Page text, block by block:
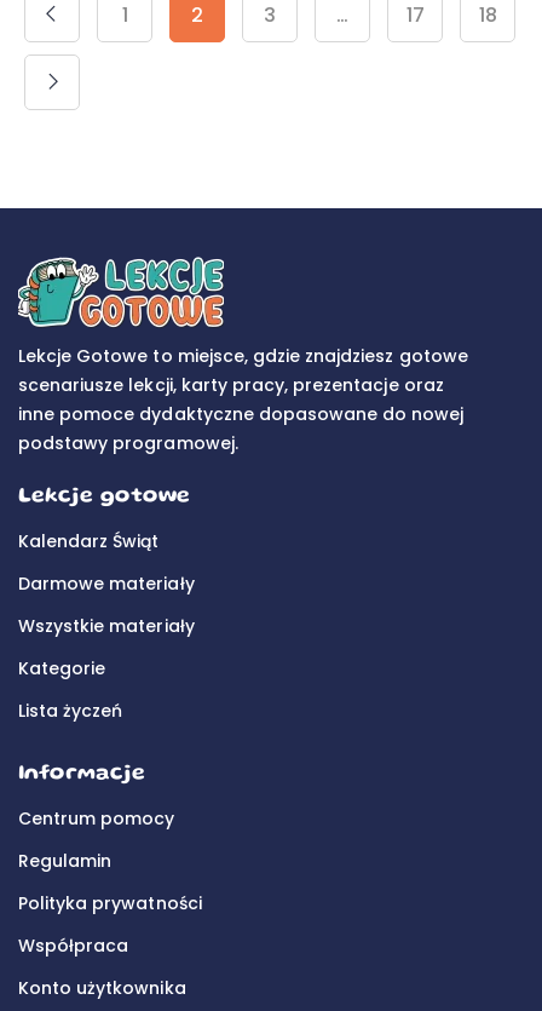
1 2 3 … 17 18
Lekcje Gotowe to miejsce, gdzie znajdziesz gotowe
scenariusze lekcji, karty pracy, prezentacje oraz
inne pomoce dydaktyczne dopasowane do nowej
podstawy programowej.
Lekcje gotowe
Kalendarz Świąt
Darmowe materiały
Wszystkie materiały
Kategorie
Lista życzeń
Informacje
Centrum pomocy
Regulamin
Polityka prywatności
Współpraca
Konto użytkownika